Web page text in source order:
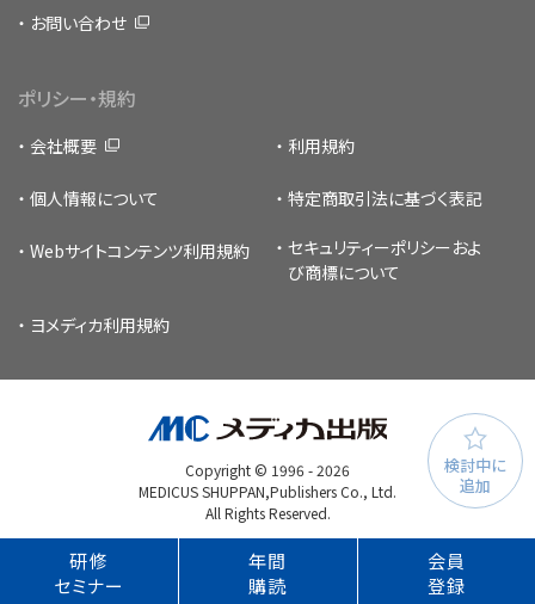
検討中に
追加
お問い合わせ
ポリシー・規約
会社概要 利用規約
個人情報について 特定商取引法に基づく表記
Webサイトコンテンツ利用規約 セキュリティーポリシー およ
び商標について
ヨメディカ利用規約
Copyright © 1996 -2026
MEDICUS SHUPPAN,Publishers Co., Ltd.
All Rights Reserved.
研修
セミナー
年間
購読
会員
登録